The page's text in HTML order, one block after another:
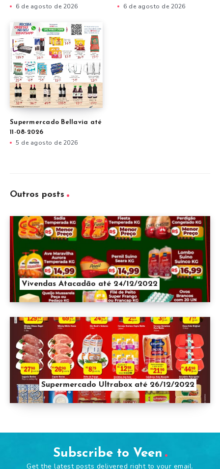
6 de agosto de 2026 6 de agosto de 2026
Supermercado Bellavia até
11-08-2026
5 de agosto de 2026
Outros posts
Vivendas Atacadão até 24/12/2022
Supermercado Ultrabox até 26/12/2022
Subscribe to Veen
Get the latest posts delivered right to your email.